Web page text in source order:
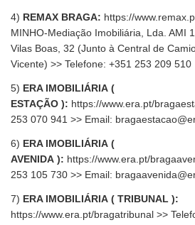
4) REMAX BRAGA: https://
MINHO-Mediação Imobiliária, Lda. AMI
Vilas Boas, 32 (Junto à Central de
Vicente) >> Telefone: +351 253 209
5) ERA IMOBILIÁRIA (
ESTAÇÃO ): https://www.era.pt/
253 070 941 >> Email:
6) ERA IMOBILIÁRIA (
AVENIDA ): https://www.era.pt/
253 105 730 >> Email:
7) ERA IMOBILIÁRIA ( TRIBUNAL ):
https://www.era.pt/bragatribunal >>